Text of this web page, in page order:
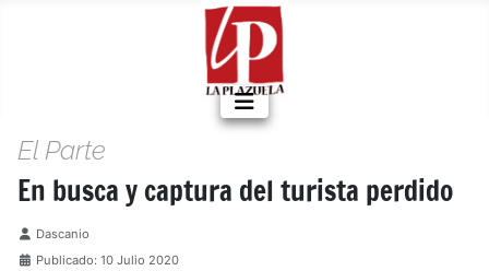
El Parte
En busca y captura del turista perdido
Detalles
Dascanio
Publicado: 10 Julio 2020